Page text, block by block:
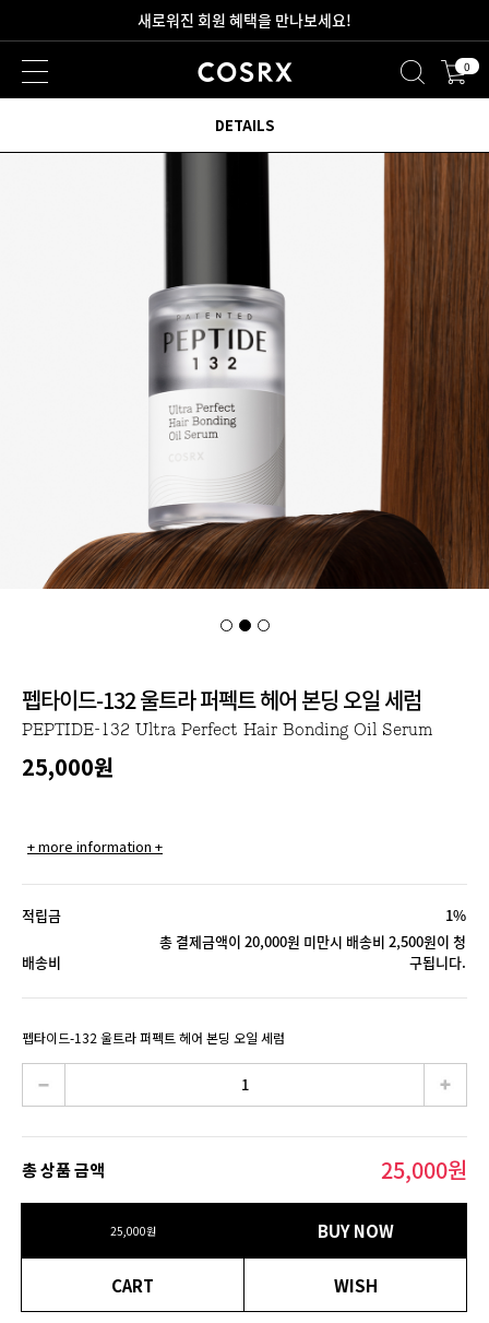
2만원 이상 무료 배송
새로워진 회원 혜택을 만나보세요! 0
펩타이드-132 울트라 퍼펙트 헤어 본딩 오일 세럼
PEPTIDE-132 Ultra Perfect Hair Bonding Oil Serum
25,000원
+ more information +
적립금 1%
배송비
총 결제금액이 20,000원 미만시 배송비 2,500원이 청
구됩니다.
펩타이드-132 울트라 퍼펙트 헤어 본딩 오일 세럼
총 상품 금액 25,000원
25,000원 BUY NOW
CART WISH
DETAILS